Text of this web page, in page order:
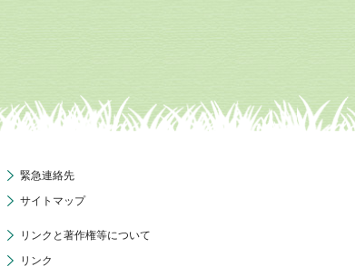
緊急連絡先
サイトマップ
リンクと著作権等について
リンク